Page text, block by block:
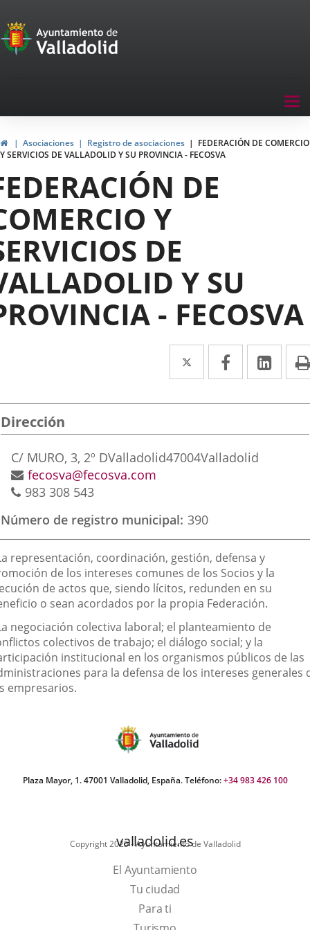
Portal
de
navegación
InicioAsociaciones Registro de asociaciones
FEDERACIÓN DE COMERCIO
Y SERVICIOS DE VALLADOLID Y SU PROVINCIA - FECOSVA
DE
Y
DE
Y SU
- FECOSVA
Twitter
Enlace
a
una
externa.
Facebook
Enlace
a
una
externa.
a
una
Dirección
Dirección
postal
C/ MURO, 3, 2º DValladolid47004Valladolid
Dirección
de
electrónico
fecosva@fecosva.com
Teléfonos
983 308 543
Número de registro municipal 390
representación, coordinación, gestión, defensa y
de los intereses comunes de los Socios y la
de actos que, siendo lícitos, redunden en su
o sean acordados por la propia Federación.
negociación colectiva laboral; el planteamiento de
colectivos de trabajo; el diálogo social; y la
institucional en los organismos públicos de las
para la defensa de los intereses generales
empresarios.
Plaza Mayor, 1. 47001 Valladolid, España. Teléfono:+34 983 426 100
Copyright 2025 - Ayuntamiento de Valladolid
valladolid.es
El Ayuntamiento
Tu ciudad
Para ti